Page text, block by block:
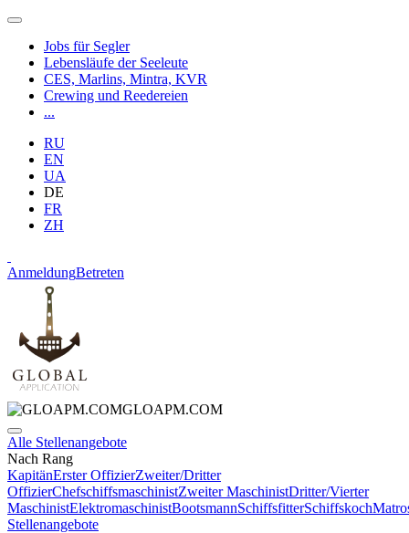
Jobs für Segler
Lebensläufe der Seeleute
CES, Marlins, Mintra, KVR
Crewing und Reedereien
...
RU
EN
UA
DE
FR
ZH
AnmeldungBetreten
GLOAPM.COM
Alle Stellenangebote
Nach Rang
KapitänErster OffizierZweiter/Dritter
OffizierChefschiffsmaschinistZweiter MaschinistDritter/Vierter
MaschinistElektromaschinistBootsmannSchiffsfitterSchiffskoch
Stellenangebote